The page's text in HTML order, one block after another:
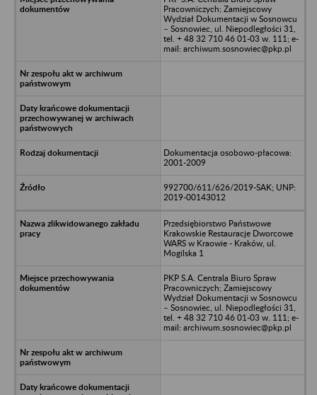
Pracowniczych; Zamiejscowy
Wydział Dokumentacji w Sosnowcu
– Sosnowiec, ul. Niepodległości 31,
tel. + 48 32 710 46 01-03 w. 111; e-
mail: archiwum.sosnowiec@pkp.pl
Dokumentacja osobowo-płacowa:
2001-2009
992700/611/626/2019-SAK; UNP:
2019-00143012
Przedsiębiorstwo Państwowe
Krakowskie Restauracje Dworcowe
WARS w Kraowie - Kraków, ul.
Mogilska 1
PKP S.A. Centrala Biuro Spraw
Pracowniczych; Zamiejscowy
Wydział Dokumentacji w Sosnowcu
– Sosnowiec, ul. Niepodległości 31,
tel. + 48 32 710 46 01-03 w. 111; e-
mail: archiwum.sosnowiec@pkp.pl